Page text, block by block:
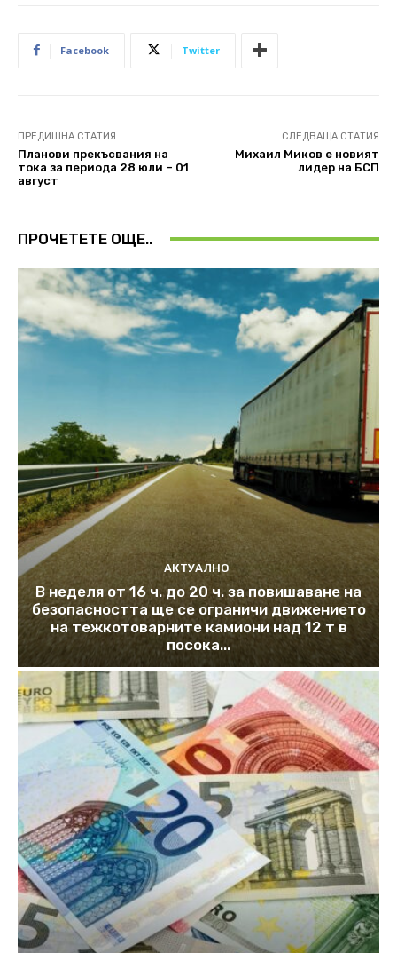
Facebook Twitter
ПРЕДИШНА СТАТИЯ
Планови прекъсвания на
тока за периода 28 юли – 01
август
СЛЕДВАЩА СТАТИЯ
Михаил Миков е новият
лидер на БСП
ПРОЧЕТЕТЕ ОЩЕ..
АКТУАЛНО
В неделя от 16 ч. до 20 ч. за повишаване на
безопасността ще се ограничи движението
на тежкотоварните камиони над 12 т в
посока...